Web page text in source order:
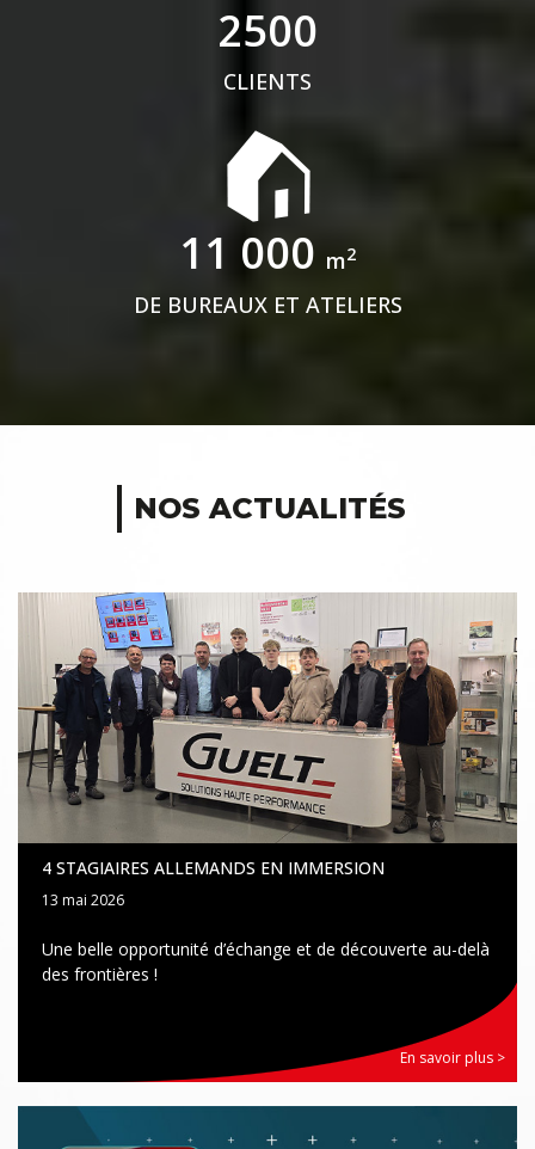
2500
CLIENTS
11 000 m2
DE BUREAUX ET ATELIERS
NOS ACTUALITÉS
4 STAGIAIRES ALLEMANDS EN IMMERSION
13 mai 2026
Une belle opportunité d’échange et de découverte au-delà
des frontières !
En savoir plus >